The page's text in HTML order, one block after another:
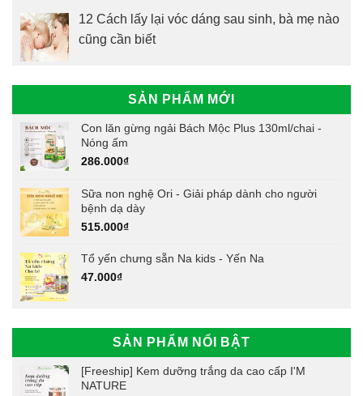
12 Cách lấy lại vóc dáng sau sinh, bà mẹ nào
cũng cần biết
SẢN PHẨM MỚI
Con lăn gừng ngải Bách Mộc Plus 130ml/chai -
Nóng ấm
286.000₫
Sữa non nghệ Ori - Giải pháp dành cho người
bệnh dạ dày
515.000₫
Tổ yến chưng sẵn Na kids - Yến Na
47.000₫
SẢN PHẨM NỔI BẬT
[Freeship] Kem dưỡng trắng da cao cấp I'M
NATURE